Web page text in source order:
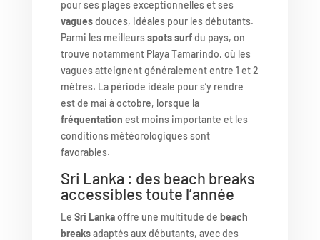
pour ses plages exceptionnelles et ses
vaguesdouces, idéales pour les débutants.
Parmi les meilleursspots surfdu pays, on
trouve notamment Playa Tamarindo, où les
vagues atteignent généralement entre 1 et 2
mètres. La période idéale pour s’y rendre
est de mai à octobre, lorsque la
fréquentation est moins importante et les
conditions météorologiques sont
favorables.
Sri Lanka : des beach breaks
accessibles toute l’année
Le Sri Lankaoffre une multitude de beach
breaksadaptés aux débutants, avec des